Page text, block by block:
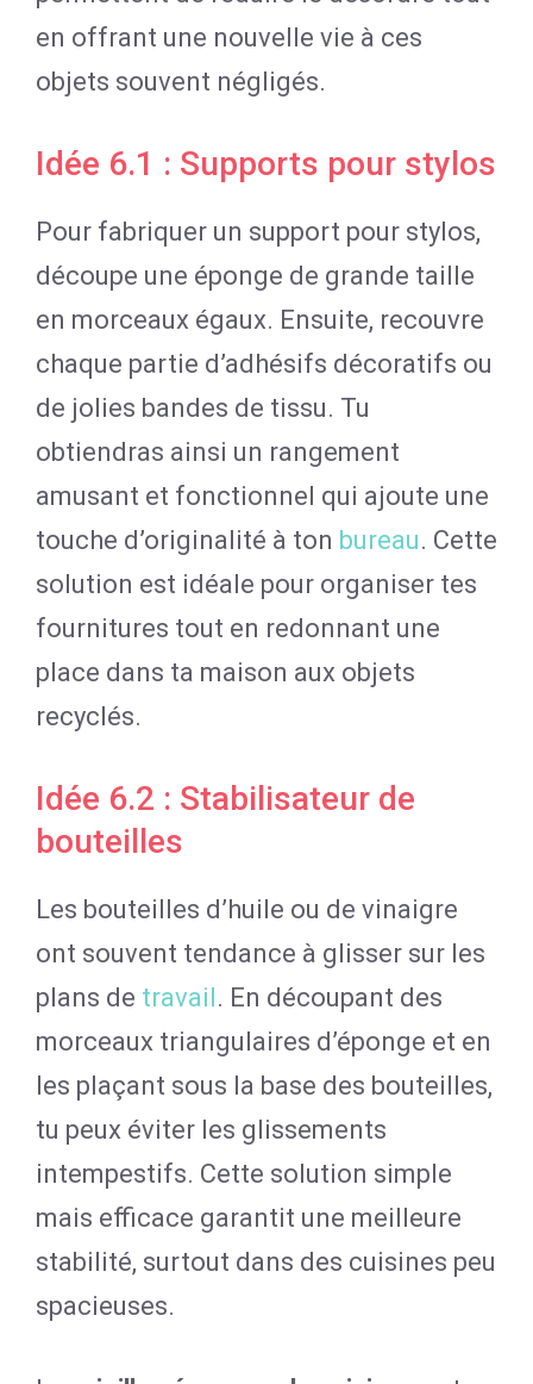
en offrant une nouvelle vie à ces
objets souvent négligés.
Idée 6.1 : Supports pour stylos
Pour fabriquer un support pour stylos,
découpe une éponge de grande taille
en morceaux égaux. Ensuite, recouvre
chaque partie d’adhésifs décoratifs ou
de jolies bandes de tissu. Tu
obtiendras ainsi un rangement
amusant et fonctionnel qui ajoute une
touche d’originalité à ton bureau. Cette
solution est idéale pour organiser tes
fournitures tout en redonnant une
place dans ta maison aux objets
recyclés.
Idée 6.2 : Stabilisateur de
bouteilles
Les bouteilles d’huile ou de vinaigre
ont souvent tendance à glisser sur les
plans de travail . En découpant des
morceaux triangulaires d’éponge et en
les plaçant sous la base des bouteilles,
tu peux éviter les glissements
intempestifs. Cette solution simple
mais efficace garantit une meilleure
stabilité, surtout dans des cuisines peu
spacieuses.